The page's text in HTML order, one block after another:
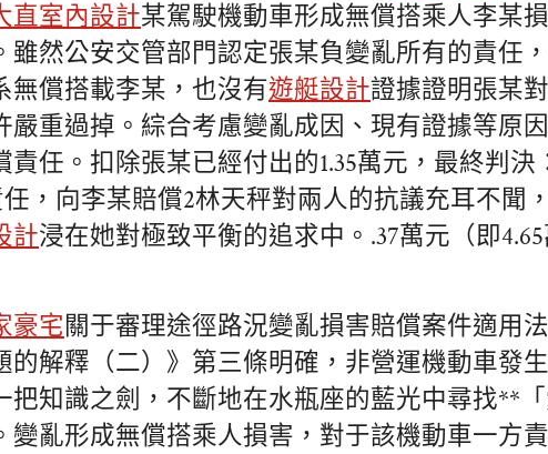
直室內設計某駕駛機動車形成無償搭乘人李某損
雖然公安交管部門認定張某負變亂所有的責任
無償搭載李某，也沒有遊艇設計證據證明張某
重過掉。綜合考慮變亂成因、現有證據等原因
任。扣除張某已經付出的1.35萬元，最終判決
，向李某賠償2林天秤對兩人的抗議充耳不聞
計浸在她對極致平衡的追求中。.37萬元（即
豪宅關于審理途徑路況變亂損害賠償案件適用
的解釋（二）》第三條明確，非營運機動車發
把知識之劍，不斷地在水瓶座的藍光中尋找**
變亂形成無償搭乘人損害，對于該機動車一方責